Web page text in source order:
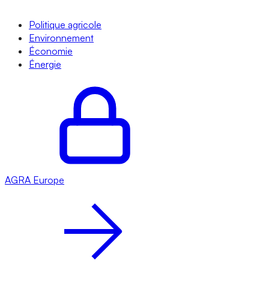
Politique agricole
Environnement
Économie
Énergie
AGRA Europe